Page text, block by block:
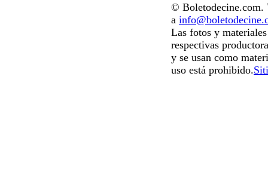
© Boletodecine.com.
a
Las fotos y
respectivas
y se usan como
uso está prohibido.